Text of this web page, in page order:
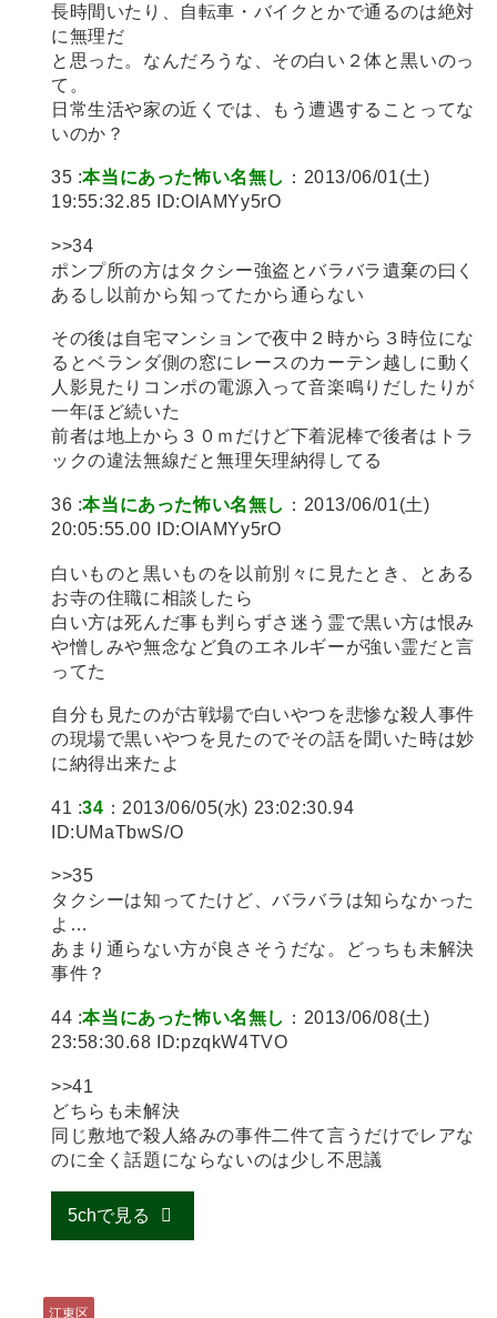
長時間いたり、自転車・バイクとかで通るのは絶対
に無理だ
と思った。なんだろうな、その白い２体と黒いのっ
て。
日常生活や家の近くでは、もう遭遇することってな
いのか？
35 :本当にあった怖い名無し ：2013/06/01(土)
19:55:32.85 ID:OlAMYy5rO
>>34
ポンプ所の方はタクシー強盗とバラバラ遺棄の曰く
あるし以前から知ってたから通らない
その後は自宅マンションで夜中２時から３時位にな
るとベランダ側の窓にレースのカーテン越しに動く
人影見たりコンポの電源入って音楽鳴りだしたりが
一年ほど続いた
前者は地上から３０ｍだけど下着泥棒で後者はトラ
ックの違法無線だと無理矢理納得してる
36 :本当にあった怖い名無し ：2013/06/01(土)
20:05:55.00 ID:OlAMYy5rO
白いものと黒いものを以前別々に見たとき、とある
お寺の住職に相談したら
白い方は死んだ事も判らずさ迷う霊で黒い方は恨み
や憎しみや無念など負のエネルギーが強い霊だと言
ってた
自分も見たのが古戦場で白いやつを悲惨な殺人事件
の現場で黒いやつを見たのでその話を聞いた時は妙
に納得出来たよ
41 :34 ：2013/06/05(水) 23:02:30.94
ID:UMaTbwS/O
>>35
タクシーは知ってたけど、バラバラは知らなかった
よ…
あまり通らない方が良さそうだな。どっちも未解決
事件？
44 :本当にあった怖い名無し ：2013/06/08(土)
23:58:30.68 ID:pzqkW4TVO
>>41
どちらも未解決
同じ敷地で殺人絡みの事件二件て言うだけでレアな
のに全く話題にならないのは少し不思議
5chで見る
江東区